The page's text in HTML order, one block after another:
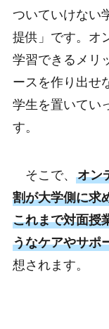
ついていけない
提供」です。オ
学習できるメリ
ースを作り出せ
学生を置いてい
す。
そこで、 オン
割が大学側に求
これまで対面授
うなケアやサポ
想されます。